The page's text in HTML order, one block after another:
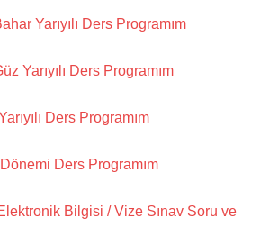
Yarıyılı Ders Programım
Yarıyılı Ders Programım
Ders Programım
Ders Programım
Bilgisi / Vize Sınav Soru ve